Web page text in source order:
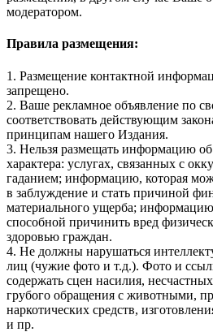
модератором.
Правила размещения:
1. Размещение контактной
запрещено.
2. Ваше рекламное объявление по
соответствовать действующим
принципам нашего Издания.
3. Нельзя размещать информацию
характера: услугах, связанных с
гаданием; информацию, которая
в заблуждение и стать причиной
материального ущерба; информацию
способной причинить вред
здоровью граждан.
4. Не должны нарушаться
лиц (чужие фото и т.д.). Фото и
содержать сцен насилия,
грубого обращения с животными,
наркотических средств,
и пр.